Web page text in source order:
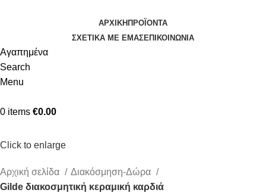
ΑΡΧΙΚΉ ΠΡΟΪΌΝΤΑ
ΣΧΕΤΙΚΆ ΜΕ ΕΜΆΣΕΠΙΚΟΙΝΩΝΊΑ
Αγαπημένα
Search
Menu
0 items €0.00
Click to enlarge
Αρχική σελίδα
Διακόσμηση-Δώρα
Gilde διακοσμητική κεραμική καρδιά